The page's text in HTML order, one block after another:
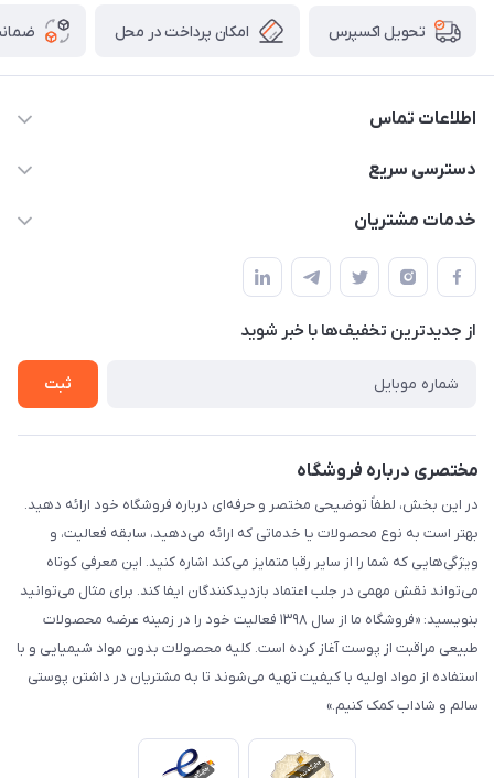
تحویل اکسپرس امکان پرداخت در محل
اطلاعات تماس
09332394024-09120346631
دسترسی سریع
حساب کاربری
لیست محصولات
درباره ما
خدمات مشتریان
قوانین و مقررات
حریم خصوصی
راهنما
از جدید‌ترین تخفیف‌ها با‌ خبر شوید
ثبت
مختصری درباره فروشگاه
در این بخش، لطفاً توضیحی مختصر و حرفه‌ای درباره فروشگاه خود ارائه دهید.
بهتر است به نوع محصولات یا خدماتی که ارائه می‌دهید، سابقه فعالیت، و
ویژگی‌هایی که شما را از سایر رقبا متمایز می‌کند اشاره کنید. این معرفی کوتاه
می‌تواند نقش مهمی در جلب اعتماد بازدیدکنندگان ایفا کند. برای مثال می‌توانید
بنویسید: «فروشگاه ما از سال ۱۳۹۸ فعالیت خود را در زمینه عرضه محصولات
طبیعی مراقبت از پوست آغاز کرده است. کلیه محصولات بدون مواد شیمیایی و با
استفاده از مواد اولیه با کیفیت تهیه می‌شوند تا به مشتریان در داشتن پوستی
سالم و شاداب کمک کنیم.»